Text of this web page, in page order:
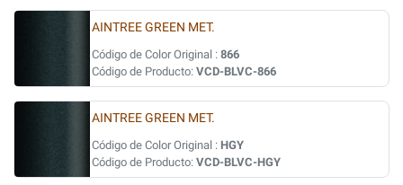
AINTREE GREEN MET.
Código de Color Original : 866
Código de Producto: VCD-BLVC-866
AINTREE GREEN MET.
Código de Color Original : HGY
Código de Producto: VCD-BLVC-HGY